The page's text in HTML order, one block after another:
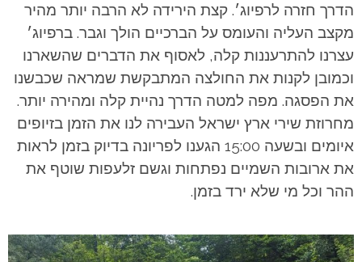
הדרך חזרה לרפיוג׳. קצת הירידה לא הרבה יותר מהיר
מקצב העליה והעומס על הברכיים הולך וגבר. ברפיוג׳
עצרנו להתרעננות קלה, לאסוף את הדברים שהשארנו
וכמובן לקנות את החולצה המתבקשת שמראה שכבשנו
את הפסגה. מפה למטה הדרך נהיית קלה ומהירה יותר.
מחרוזת שירי ארץ ישראל העבירה לנו את הזמן בזיופים
איומים ובשעה 15:00 הגענו לפריונה בדיוק בזמן לראות
את ארובות השמיים נפתחות וגשם זלעפות שוטף את
ההר וכל מי שלא ירד בזמן.